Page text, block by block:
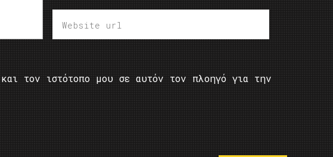
τον ιστότοπο μου σε αυτόν τον πλοηγό για την